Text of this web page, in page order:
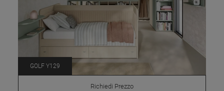
GOLF Y129
Richiedi Prezzo